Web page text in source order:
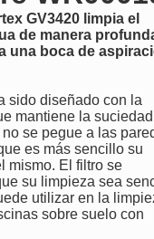
GV3420 limpia el
de manera
una boca de
sido diseñado con la
mantiene la
se pegue a las
es más sencillo su
mismo. El filtro se
su limpieza sea
utilizar en la
sobre suelo con